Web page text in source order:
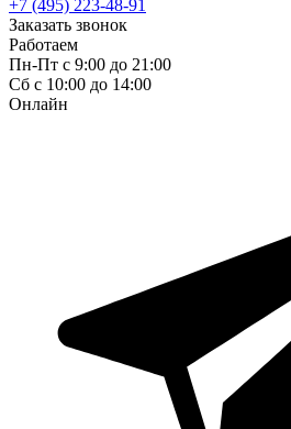
+7 (495) 223-48-91
Заказать звонок
Работаем
Пн-Пт с 9:00 до 21:00
Сб с 10:00 до 14:00
Онлайн